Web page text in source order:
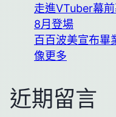
走進VTuber幕
8月登場
百百波美宣布畢
像更多
近期留言